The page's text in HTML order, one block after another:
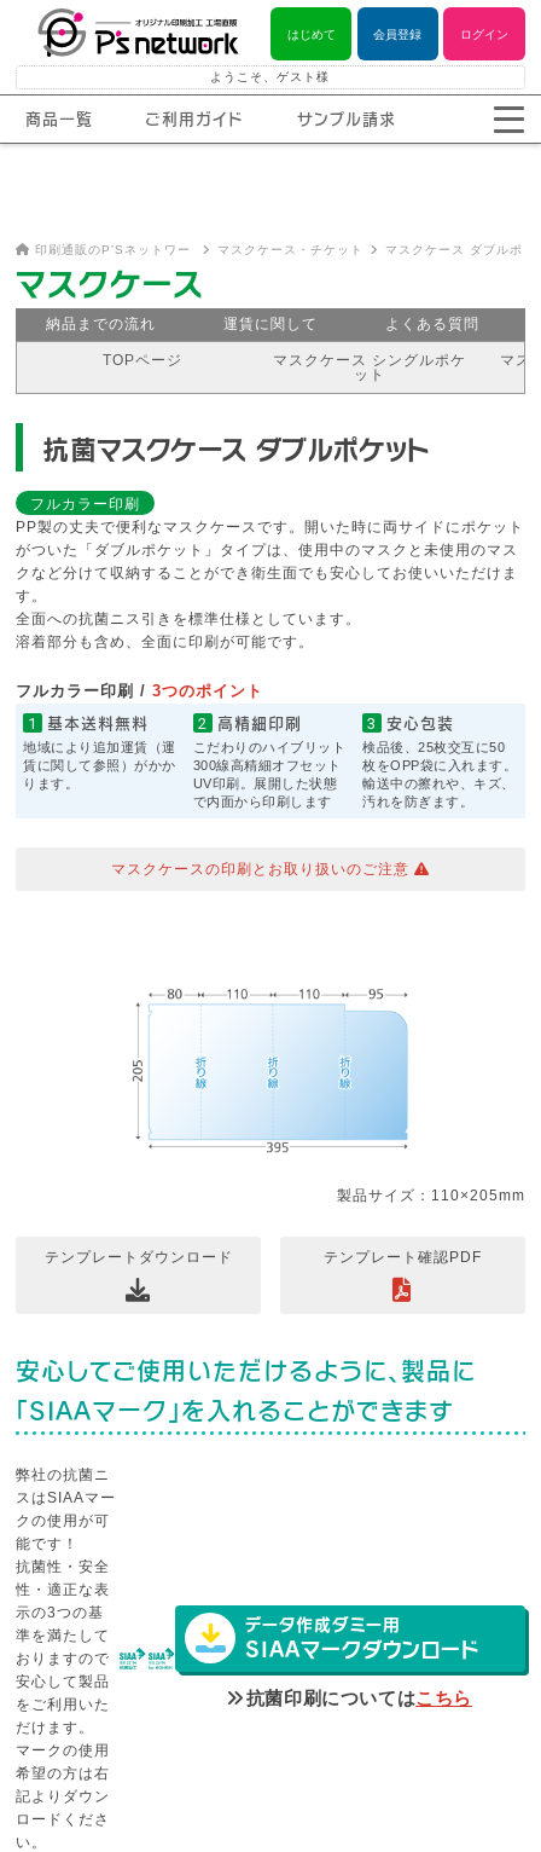
はじめて 会員登録 ログイン
ようこそ、ゲスト様
商品一覧 ご利用ガイド サンプル請求
印刷通販のP'Sネットワー
マスクケース・チケット
マスクケース ダブルポ
マスクケース
納品までの流れ 運賃に関して よくある質問
TOPページ
マスクケース シングルポケ
ット
マス
抗菌マスクケース ダブルポケット
フルカラー印刷
PP製の丈夫で便利なマスクケースです。開いた時に両サイドにポケット
がついた「ダブルポケット」タイプは、使用中のマスクと未使用のマス
クなど分けて収納することができ衛生面でも安心してお使いいただけま
す。
全面への抗菌ニス引きを標準仕様としています。
溶着部分も含め、全面に印刷が可能です。
フルカラー印刷 /3つのポイント
基本送料無料
地域により追加運賃（運
賃に関して参照）がかか
ります。
高精細印刷
こだわりのハイブリット
300線高精細オフセット
UV印刷。展開した状態
で内面から印刷します
安心包装
検品後、25枚交互に50
枚をOPP袋に入れます。
輸送中の擦れや、キズ、
汚れを防ぎます。
マスクケースの印刷とお取り扱いのご注意
製品サイズ：110×205mm
テンプレートダウンロード テンプレート確認PDF
安心してご使用いただけるように、製品に
「SIAAマーク」を入れることができます
弊社の抗菌ニ
スはSIAAマー
クの使用が可
能です！
抗菌性・安全
性・適正な表
示の3つの基
準を満たして
おりますので
安心して製品
をご利用いた
だけます。
マークの使用
希望の方は右
記よりダウン
ロードくださ
い。
データ作成ダミー用
SIAAマークダウンロード
抗菌印刷についてはこちら